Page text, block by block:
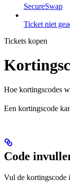
SecureSwap
Ticket niet
Tickets kopen
Hoe kortingscodes
Een kortingscode
Code
Vul de kortingscode